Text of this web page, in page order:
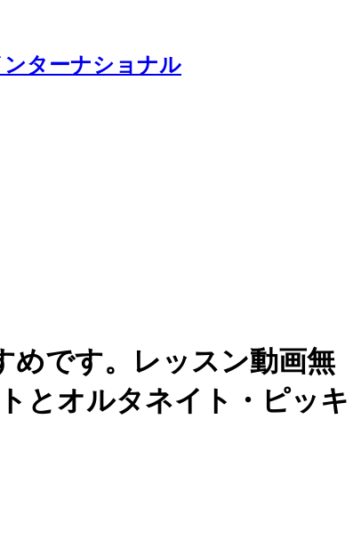
めです。レッスン動画無
とオルタネイト・ピッキ